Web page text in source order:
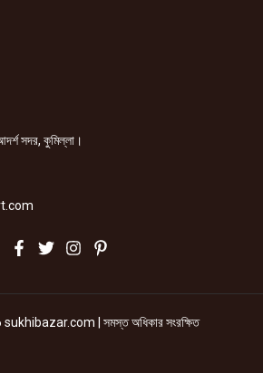
সদর, কুমিল্লা।
| সমস্ত অধিকার সংরক্ষিত